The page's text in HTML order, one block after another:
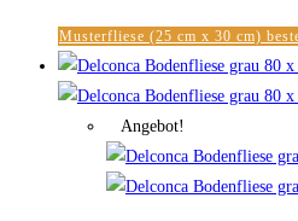
Musterfliese (25 cm x 30 cm)
Angebot!